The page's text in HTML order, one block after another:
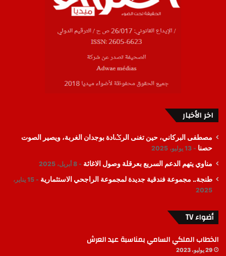
اخر الأخبار
مصطفى البركاني، حين تغنى الرݣادة بوجدان الغربة، ويصير الصوت
حصنا
13 يوليو، 2025
مناوي يتهم الدعم السريع بعرقلة وصول الاغاثة 8 أبريل، 2025
طنجة.. مجموعة فندقية جديدة لمجموعة الراجحي الاستثمارية
15 يناير،
2025
أضواء TV
الخطاب الملكي السامي بمناسبة عيد العرش
29 يوليو، 2023